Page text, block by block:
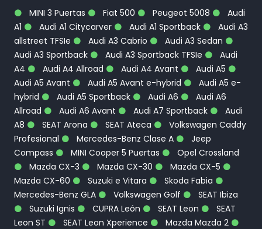
MINI 3 Puertas Fiat 500 Peugeot 5008
Audi
A1
Audi A1 Citycarver Audi A1 Sportback
Audi A3
allstreet TFSIe
Audi A3 Cabrio
Audi A3 Sedan
Audi A3 Sportback
Audi A3 Sportback TFSIe
Audi
A4
Audi A4 Allroad Audi A4 Avant
Audi A5
Audi A5 Avant
Audi A5 Avant e-hybrid
Audi A5 e-
hybrid
Audi A5 Sportback Audi A6
Audi A6
Allroad
Audi A6 Avant Audi A7 Sportback
Audi
A8
SEAT Arona SEAT Ateca
Volkswagen Caddy
Profesional
Mercedes-Benz Clase A
Jeep
Compass
MINI Cooper 5 Puertas
Opel Crossland
Mazda CX-3
Mazda CX-30
Mazda CX-5
Mazda CX-60
Suzuki e Vitara
Skoda Fabia
Mercedes-Benz GLA
Volkswagen Golf
SEAT Ibiza
Suzuki Ignis
CUPRA León SEAT Leon
SEAT
Leon ST
SEAT Leon Xperience
Mazda Mazda 2